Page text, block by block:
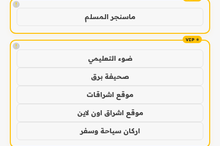
!
ماسنجر المسلم
!
ضوء التعليمي
صحيفة برق
موقع اشراقات
موقع اشراق اون لاين
اركان سياحة وسفر